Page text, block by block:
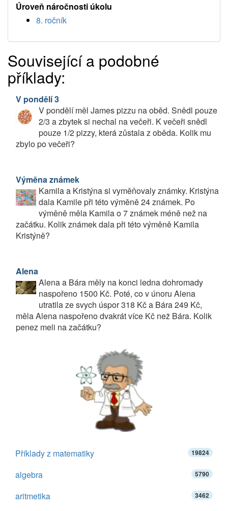
Úroveň náročnosti úkolu
8. ročník
Související a podobné
příklady:
V pondělí 3
V pondělí měl James pizzu na oběd. Snědl pouze
2/3 a zbytek si nechal na večeři. K večeři snědl
pouze 1/2 pizzy, která zůstala z oběda. Kolik mu
zbylo po večeři?
Výměna známek
Kamila a Kristýna si vyměňovaly známky. Kristýna
dala Kamile při této výměně 24 známek. Po
výměně měla Kamila o 7 známek méně než na
začátku. Kolik známek dala při této výměně Kamila
Kristýně?
Alena
Alena a Bára měly na konci ledna dohromady
naspořeno 1500 Kč. Poté, co v únoru Alena
utratila ze svych úspor 318 Kč a Bára 249 Kč,
měla Alena naspořeno dvakrát více Kč neż Bára. Kolik
penez meli na začátku?
Příklady z matematiky 19824
algebra 5790
aritmetika 3462